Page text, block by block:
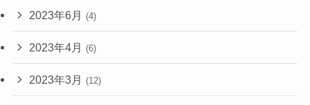
2023年6月 (4)
2023年4月 (6)
2023年3月 (12)